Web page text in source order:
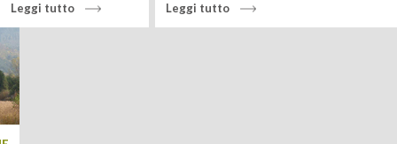
Leggi tutto Leggi tutto